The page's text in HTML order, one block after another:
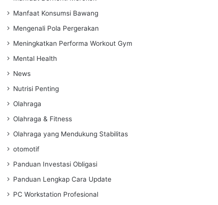
Manfaat Konsumsi Bawang
Mengenali Pola Pergerakan
Meningkatkan Performa Workout Gym
Mental Health
News
Nutrisi Penting
Olahraga
Olahraga & Fitness
Olahraga yang Mendukung Stabilitas
otomotif
Panduan Investasi Obligasi
Panduan Lengkap Cara Update
PC Workstation Profesional